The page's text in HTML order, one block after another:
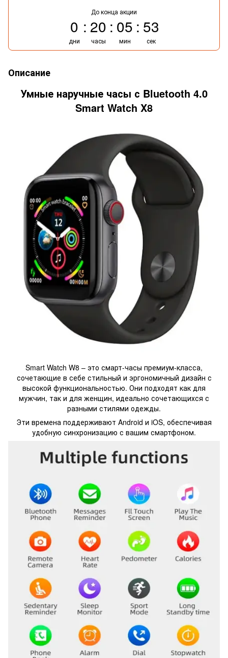
До конца акции
0
дни
20
часы
05
мин
53
сек
Описание
Умные наручные часы с Bluetooth 4.0
Smart Watch X8
Smart Watch W8 – это смарт-часы премиум-класса,
сочетающие в себе стильный и эргономичный дизайн с
высокой функциональностью. Они подходят как для
мужчин, так и для женщин, идеально сочетающихся с
разными стилями одежды.
Эти времена поддерживают Android и iOS, обеспечивая
удобную синхронизацию с вашим смартфоном.